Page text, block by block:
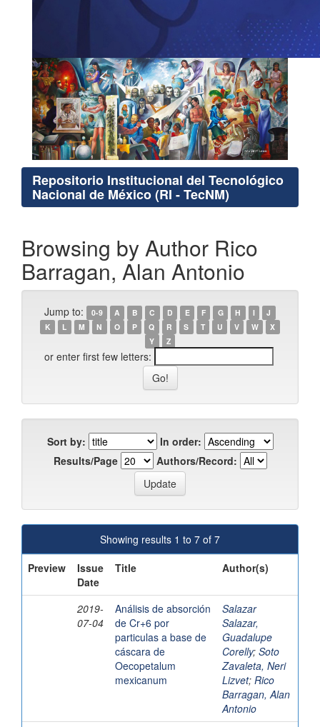
Repositorio Institucional del Tecnológico
Nacional de México (RI - TecNM)
Browsing by Author Rico
Barragan, Alan Antonio
Jump to: 0-9 A B C D E F G H I
J
K
L M N O P Q R S T U V W
X
Y
Z
or enter first few letters:
Sort by:
In order:
Results/Page
Authors/Record:
Showing results 1 to 7 of 7
Preview
Issue
Date
Title Author(s)
2019-
07-04
Análisis de absorción
de Cr+6 por
particulas a base de
cáscara de
Oecopetalum
mexicanum
Salazar
Salazar,
Guadalupe
Corelly; Soto
Zavaleta, Neri
Lizvet; Rico
Barragan, Alan
Antonio